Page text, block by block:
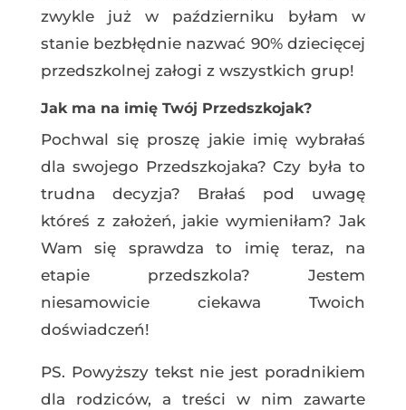
zwykle już w październiku byłam w
stanie bezbłędnie nazwać 90% dziecięcej
przedszkolnej załogi z wszystkich grup!
Jak ma na imię Twój Przedszkojak?
Pochwal się proszę jakie imię wybrałaś
dla swojego Przedszkojaka? Czy była to
trudna decyzja? Brałaś pod uwagę
któreś z założeń, jakie wymieniłam? Jak
Wam się sprawdza to imię teraz, na
etapie przedszkola? Jestem
niesamowicie ciekawa Twoich
doświadczeń!
PS. Powyższy tekst nie jest poradnikiem
dla rodziców, a treści w nim zawarte